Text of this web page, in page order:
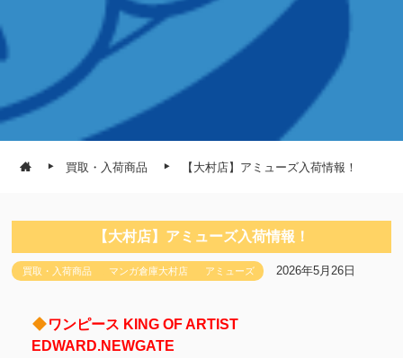
買取・入荷商品 【大村店】アミューズ入荷情報！
【大村店】アミューズ入荷情報！
買取・入荷商品 マンガ倉庫大村店 アミューズ 2026年5月26日
ワンピース KING OF ARTIST
EDWARD.NEWGATE